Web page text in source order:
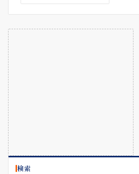
検索